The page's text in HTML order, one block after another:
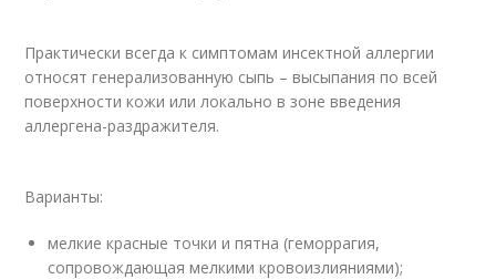
Практически всегда к симптомам инсектной аллергии
относят генерализованную сыпь – высыпания по всей
поверхности кожи или локально в зоне введения
аллергена-раздражителя.
Варианты:
мелкие красные точки и пятна (геморрагия,
сопровождающая мелкими кровоизлияниями);